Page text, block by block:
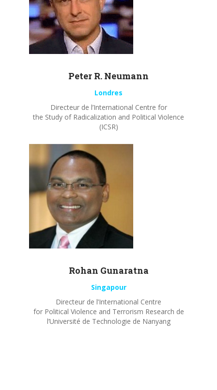
Peter R. Neumann
Londres
Directeur de l’International Centre for
the Study of Radicalization and Political Violence
(ICSR)
Rohan Gunaratna
Singapour
Directeur de l’International Centre
for Political Violence and Terrorism Research de
l’Université de Technologie de Nanyang